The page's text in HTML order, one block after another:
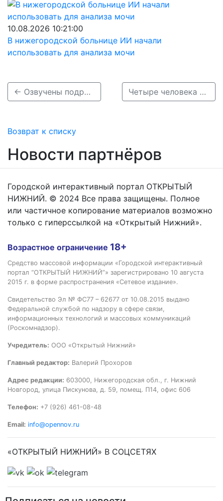
10.08.2026 10:21:00
В нижегородской больнице ИИ начали
использовать для анализа мочи
← Озвучены подробности смертельного ДТП с тремя авто на Молодежном проспекте Четыре человека пострадали и один погиб в массовом ДТП на Автозаводе →
Возврат к списку
Новости партнёров
Городской интерактивный портал ОТКРЫТЫЙ
НИЖНИЙ. © 2024 Все права защищены. Полное
или частичное копирование материалов возможно
только с гиперссылкой на «Открытый Нижний».
Возрастное ограничение 18+
Средство массовой информации «Городской интерактивный
портал “ОТКРЫТЫЙ НИЖНИЙ”» зарегистрировано 10 августа
2015 г. в форме распространения «Сетевое издание».
Свидетельство Эл № ФС77 – 62677 от 10.08.2015 выдано
Федеральной службой по надзору в сфере связи,
информационных технологий и массовых коммуникаций
(Роскомнадзор).
Учредитель: ООО «Открытый Нижний»
Главный редактор: Валерий Прохоров
Адрес редакции: 603000, Нижегородская обл., г. Нижний
Новгород, улица Пискунова, д. 59, помещ. П14, офис 606
Телефон: +7 (926) 461-08-48
Email: info@opennov.ru
«ОТКРЫТЫЙ НИЖНИЙ» В СОЦСЕТЯХ